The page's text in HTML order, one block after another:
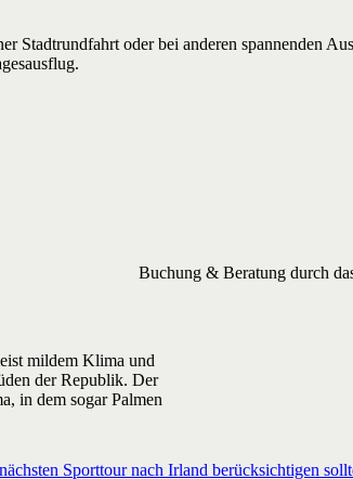
mildem Klima und
der Republik. Der
in dem sogar Palmen
Stadtrundfahrt oder bei anderen spannenden
Buchung & Beratung durch
Sporttour nach Irland berücksichtigen